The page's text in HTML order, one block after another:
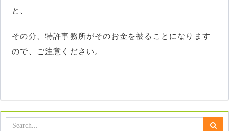
と、
その分、特許事務所がそのお金を被ることになります
ので、ご注意ください。